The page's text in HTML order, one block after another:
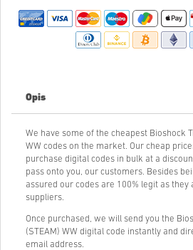
Opis
We have some of the cheapest Bioshock
WW codes on the market. Our cheap
purchase digital codes in bulk at a
pass onto you, our customers. Besides
assured our codes are 100% legit as
suppliers.
Once purchased, we will send you the
(STEAM) WW digital code instantly and
email address.